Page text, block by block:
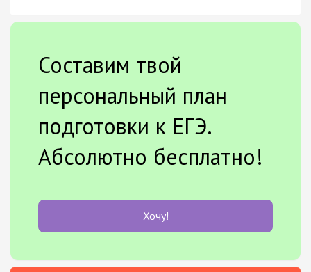
Составим твой
персональный план
подготовки к ЕГЭ.
Абсолютно бесплатно!
Хочу!